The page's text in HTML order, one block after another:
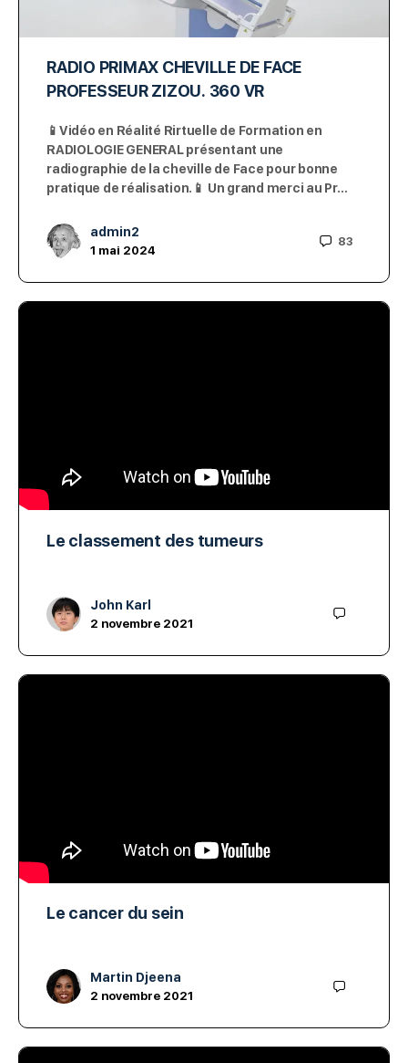
RADIO PRIMAX CHEVILLE DE FACE
PROFESSEUR ZIZOU. 360 VR
📱Vidéo en Réalité Rirtuelle de Formation en
RADIOLOGIE GENERAL présentant une
radiographie de la cheville de Face pour bonne
pratique de réalisation.📱 Un grand merci au Pr…
admin2
1 mai 2024
83
Le classement des tumeurs
John Karl
2 novembre 2021
Le cancer du sein
Martin Djeena
2 novembre 2021